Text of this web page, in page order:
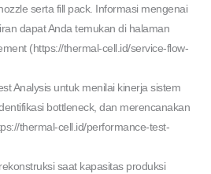
serta fill pack. Informasi mengenai
dapat Anda temukan di halaman
(https://thermal-cell.id/service-flow-
Analysis untuk menilai kinerja sistem
bottleneck, dan merencanakan
thermal-cell.id/performance-test-
saat kapasitas produksi